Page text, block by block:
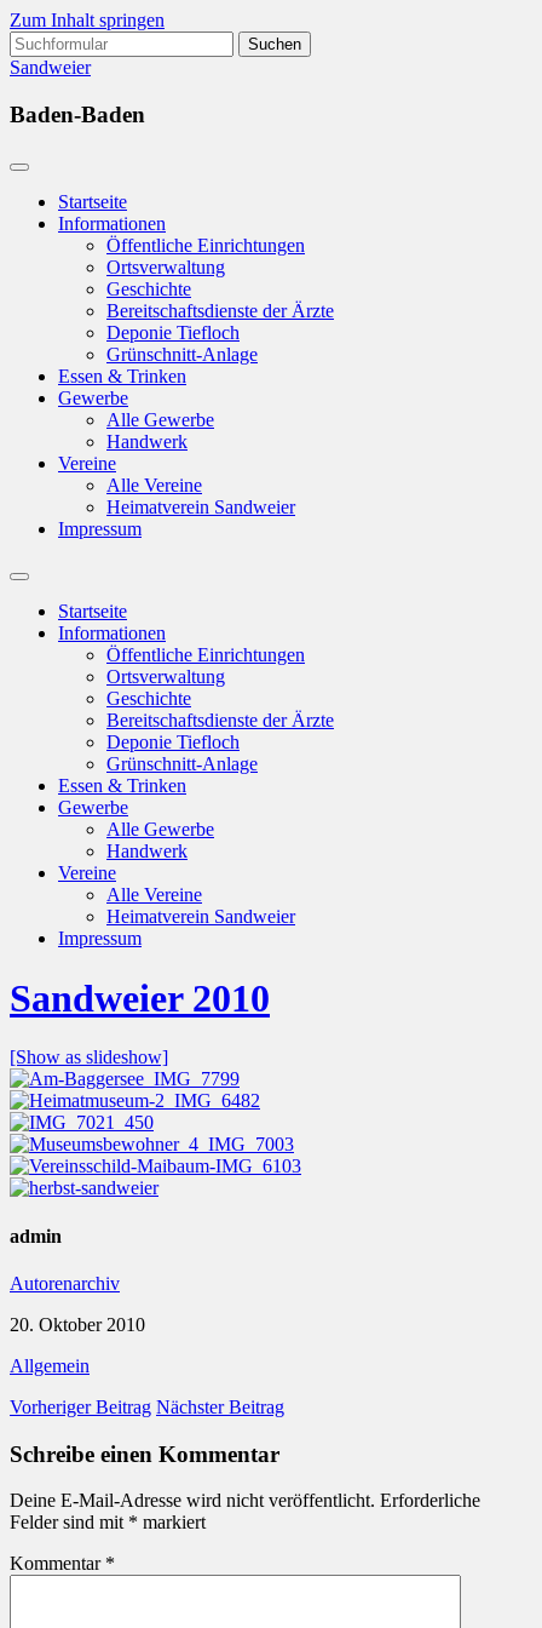
Zum Inhalt springen
Suchen
nach:
Sandweier
Baden-Baden
Startseite
Informationen
Öffentliche Einrichtungen
Ortsverwaltung
Geschichte
Bereitschaftsdienste der Ärzte
Deponie Tiefloch
Grünschnitt-Anlage
Essen & Trinken
Gewerbe
Alle Gewerbe
Handwerk
Vereine
Alle Vereine
Heimatverein Sandweier
Impressum
Suchfeld
ein-/ausblenden
Startseite
Informationen
Öffentliche Einrichtungen
Ortsverwaltung
Geschichte
Bereitschaftsdienste der Ärzte
Deponie Tiefloch
Grünschnitt-Anlage
Essen & Trinken
Gewerbe
Alle Gewerbe
Handwerk
Vereine
Alle Vereine
Heimatverein Sandweier
Impressum
Sandweier 2010
[Show as slideshow]
admin
Autorenarchiv
20. Oktober 2010
Allgemein
Vorheriger Beitrag Nächster Beitrag
Schreibe einen Kommentar
Deine E-Mail-Adresse wird nicht veröffentlicht. Erforderliche
Felder sind mit * markiert
Kommentar *